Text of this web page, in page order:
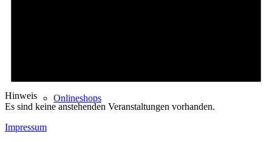
Onlineshops
Hinweis
Es sind keine anstehenden Veranstaltungen vorhanden.
Impressum